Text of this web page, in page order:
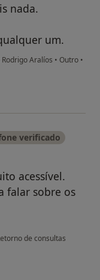
nada.
um.
Aralíos • Outro •
verificado
acessível.
falar sobre os
de consultas